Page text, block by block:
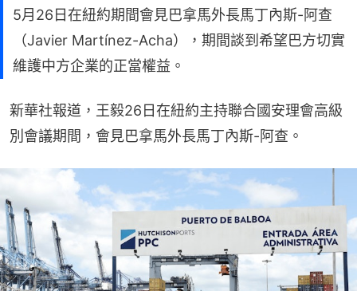
5月26日在紐約期間會見巴拿馬外長馬丁內斯-阿查
（Javier Martínez-Acha），期間談到希望巴方切實
維護中方企業的正當權益。
新華社報道，王毅26日在紐約主持聯合國安理會高級
別會議期間，會見巴拿馬外長馬丁內斯-阿查。